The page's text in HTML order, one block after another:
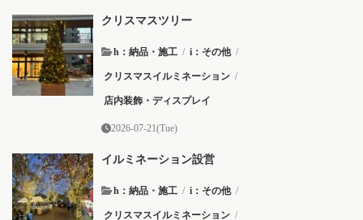
クリスマスツリー
h：納品・施工 / i：その他 /
クリスマスイルミネーション /
店内装飾・ディスプレイ
2026-07-21(Tue)
イルミネーション設営
h：納品・施工 / i：その他 /
クリスマスイルミネーション /